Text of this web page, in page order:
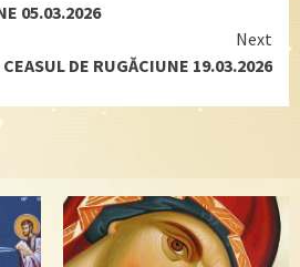
05.03.2026
Next
CEASUL DE RUGĂCIUNE 19.03.2026